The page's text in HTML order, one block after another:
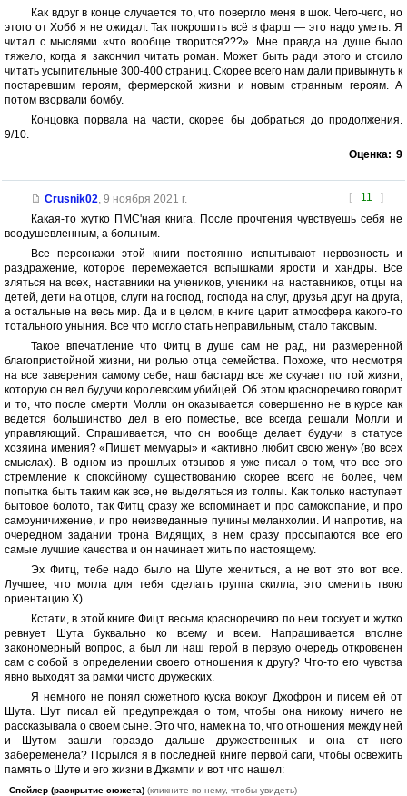
Как вдруг в конце случается то, что повергло меня в шок. Чего-чего, но
этого от Хобб я не ожидал. Так покрошить всё в фарш — это надо уметь. Я
читал с мыслями «что вообще творится???». Мне правда на душе было
тяжело, когда я закончил читать роман. Может быть ради этого и стоило
читать усыпительные 300-400 страниц. Скорее всего нам дали привыкнуть к
постаревшим героям, фермерской жизни и новым странным героям. А
потом взорвали бомбу.
Концовка порвала на части, скорее бы добраться до продолжения.
9/10.
Оценка: 9
[ 11 ]
Crusnik02 9 ноября 2021 г.
Какая-то жутко ПМС'ная книга. После прочтения чувствуешь себя не
воодушевленным, а больным.
Все персонажи этой книги постоянно испытывают нервозность и
раздражение, которое перемежается вспышками ярости и хандры. Все
зляться на всех, наставники на учеников, ученики на наставников, отцы на
детей, дети на отцов, слуги на господ, господа на слуг, друзья друг на друга,
а остальные на весь мир. Да и в целом, в книге царит атмосфера какого-то
тотального уныния. Все что могло стать неправильным, стало таковым.
Такое впечатление что Фитц в душе сам не рад, ни размеренной
благопристойной жизни, ни ролью отца семейства. Похоже, что несмотря
на все заверения самому себе, наш бастард все же скучает по той жизни,
которую он вел будучи королевским убийцей. Об этом красноречиво говорит
и то, что после смерти Молли он оказывается совершенно не в курсе как
ведется большинство дел в его поместье, все всегда решали Молли и
управляющий. Спрашивается, что он вообще делает будучи в статусе
хозяина имения? «Пишет мемуары» и «активно любит свою жену» (во всех
смыслах). В одном из прошлых отзывов я уже писал о том, что все это
стремление к спокойному существованию скорее всего не более, чем
попытка быть таким как все, не выделяться из толпы. Как только наступает
бытовое болото, так Фитц сразу же вспоминает и про самокопание, и про
самоуничижение, и про неизведанные пучины меланхолии. И напротив, на
очередном задании трона Видящих, в нем сразу просыпаются все его
самые лучшие качества и он начинает жить по настоящему.
Эх Фитц, тебе надо было на Шуте жениться, а не вот это вот все.
Лучшее, что могла для тебя сделать группа скилла, это сменить твою
ориентацию Х)
Кстати, в этой книге Фицт весьма красноречиво по нем тоскует и жутко
ревнует Шута буквально ко всему и всем. Напрашивается вполне
закономерный вопрос, а был ли наш герой в первую очередь откровенен
сам с собой в определении своего отношения к другу? Что-то его чувства
явно выходят за рамки чисто дружеских.
Я немного не понял сюжетного куска вокруг Джофрон и писем ей от
Шута. Шут писал ей предупреждая о том, чтобы она никому ничего не
рассказывала о своем сыне. Это что, намек на то, что отношения между ней
и Шутом зашли гораздо дальше дружественных и она от него
забеременела? Порылся я в последней книге первой саги, чтобы освежить
память о Шуте и его жизни в Джампи и вот что нашел:
Спойлер (раскрытие сюжета) (кликните по нему, чтобы увидеть)